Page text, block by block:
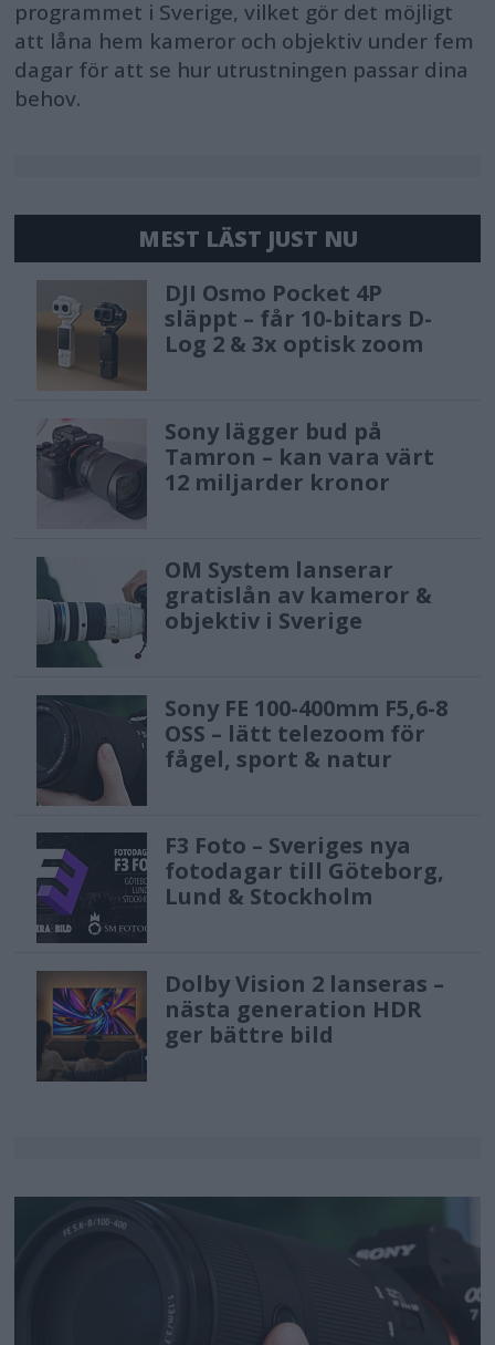
programmet i Sverige, vilket gör det möjligt
att låna hem kameror och objektiv under fem
dagar för att se hur utrustningen passar dina
behov.
MEST LÄST JUST NU
DJI Osmo Pocket 4P
släppt – får 10-bitars D-
Log 2 & 3x optisk zoom
Sony lägger bud på
Tamron – kan vara värt
12 miljarder kronor
OM System lanserar
gratislån av kameror &
objektiv i Sverige
Sony FE 100-400mm F5,6-8
OSS – lätt telezoom för
fågel, sport & natur
F3 Foto – Sveriges nya
fotodagar till Göteborg,
Lund & Stockholm
Dolby Vision 2 lanseras –
nästa generation HDR
ger bättre bild